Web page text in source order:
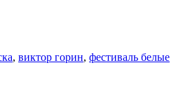
, виктор горин, фестиваль белые